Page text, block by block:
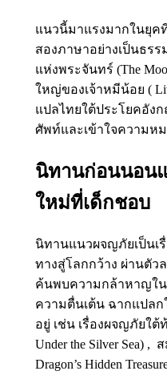
แนวนี้มาแรงมากในยุค
สองภาษาอย่างเป็นธร
แห่งพระจันทร์ (The
ใหญ่ของเจ้าหมีน้อย (
แปลไทยใต้ประโยคอัง
ศัพท์และเข้าใจความห
นิทานก่อนนอน
ใหม่ที่เด็กชอบ
นิทานแนวผจญภัยเป็นเ
ทางสู่โลกกว้าง ผ่านตัว
ค้นพบความกล้าหาญใน
ความตื่นเต้น ฉากแปล
อยู่ เช่น เรื่องผจญภัยใต้
Under the Silver Sea)
Dragon’s Hidden